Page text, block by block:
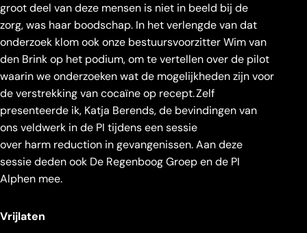
groot deel van deze mensen is niet in beeld bij de
zorg, was haar boodschap. In het verlengde van dat
onderzoek klom ook onze bestuursvoorzitter Wim van
den Brink op het podium, om te vertellen over de pilot
waarin we onderzoeken wat de mogelijkheden zijn voor
de verstrekking van cocaïne op recept. Zelf
presenteerde ik, Katja Berends, de bevindingen van
ons veldwerk in de PI tijdens een sessie
over harm reduction in gevangenissen. Aan deze
sessie deden ook De Regenboog Groep en de PI
Alphen mee.
Vrijlaten